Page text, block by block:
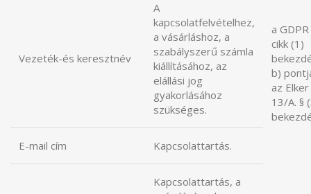
a
cikk (1)
b)
az
13/A. §
Vezeték-és keresztnév
A
kapcsolatfelvételhez,
a vásárláshoz, a
szabályszerű számla
kiállításához, az
elállási jog
gyakorlásához
szükséges.
E-mail cím Kapcsolattartás.
Kapcsolattartás, a